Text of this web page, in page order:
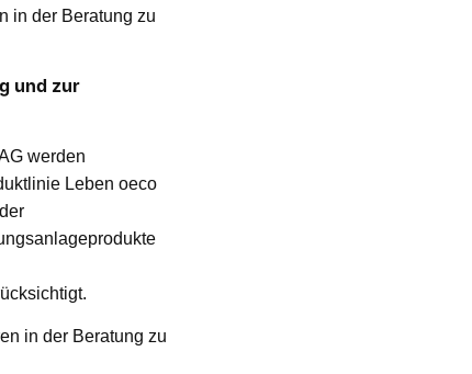
in der Beratung zu
und zur
werden
Leben oeco
in der Beratung zu